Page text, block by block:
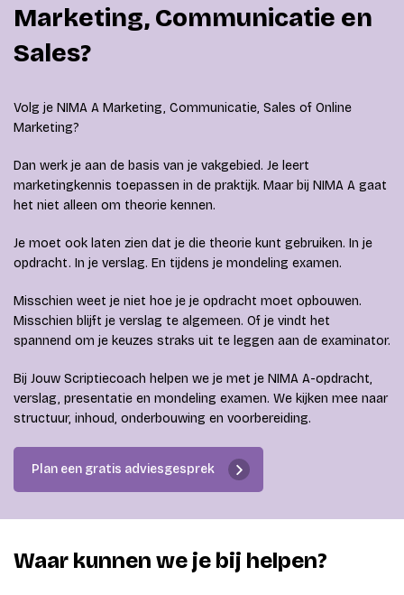
Marketing, Communicatie en
Sales?
Volg je NIMA A Marketing, Communicatie, Sales of Online
Marketing?
Dan werk je aan de basis van je vakgebied. Je leert
marketingkennis toepassen in de praktijk. Maar bij NIMA A gaat
het niet alleen om theorie kennen.
Je moet ook laten zien dat je die theorie kunt gebruiken. In je
opdracht. In je verslag. En tijdens je mondeling examen.
Misschien weet je niet hoe je je opdracht moet opbouwen.
Misschien blijft je verslag te algemeen. Of je vindt het
spannend om je keuzes straks uit te leggen aan de examinator.
Bij Jouw Scriptiecoach helpen we je met je NIMA A-opdracht,
verslag, presentatie en mondeling examen. We kijken mee naar
structuur, inhoud, onderbouwing en voorbereiding.
Plan een gratis adviesgesprek
Waar kunnen we je bij helpen?